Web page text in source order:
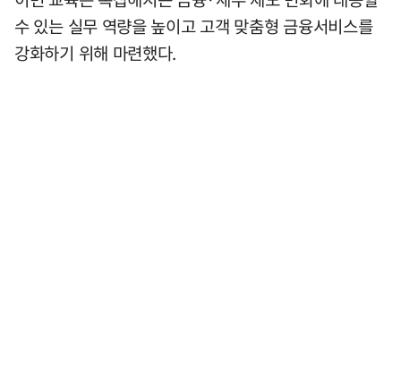
수 있는 실무 역량을 높이고 고객 맞춤형 금융서비스를
강화하기 위해 마련했다.